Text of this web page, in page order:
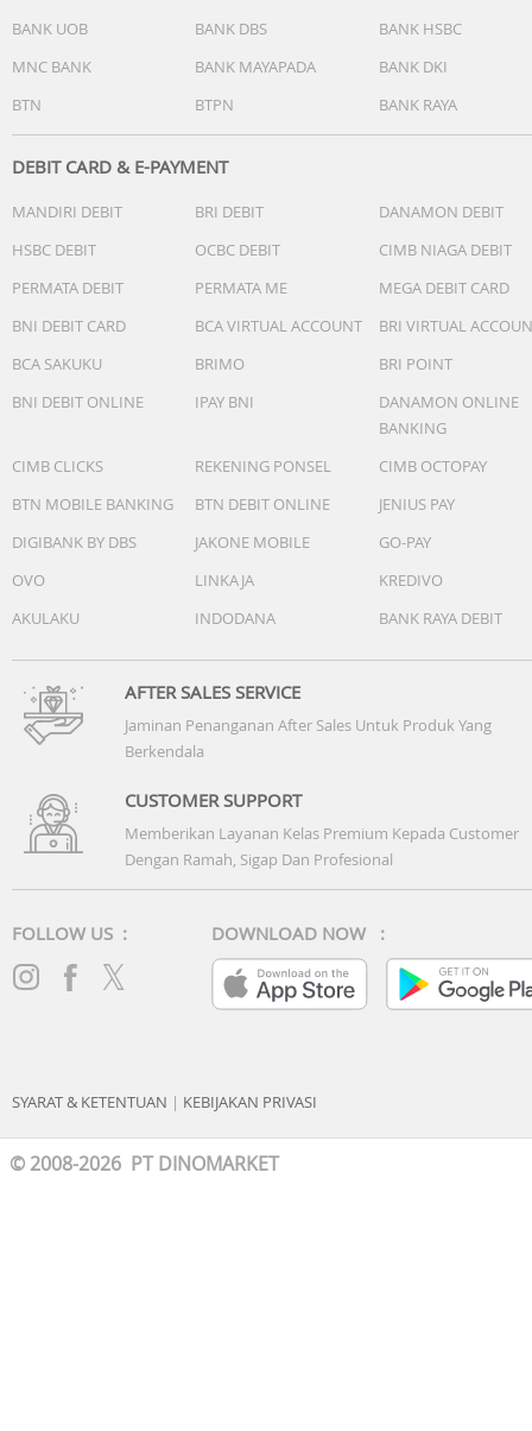
BANK UOB
BANK DBS
BANK HSBC
MNC BANK
BANK MAYAPADA
BANK DKI
BTN
BTPN BANK RAYA
DEBIT CARD & E-PAYMENT
MANDIRI DEBIT BRI DEBIT
DANAMON DEBIT
HSBC DEBIT
OCBC DEBIT
CIMB NIAGA DEBIT
PERMATA DEBIT
PERMATA ME
MEGA DEBIT CARD
BNI DEBIT CARD
BCA VIRTUAL ACCOUNT
BRI VIRTUAL
BCA SAKUKU
BRIMO
BRI POINT
BNI DEBIT ONLINE
IPAY BNI
DANAMON ONLINE
BANKING
CIMB CLICKS
REKENING PONSEL
CIMB OCTOPAY
BTN MOBILE BANKING
BTN DEBIT ONLINE
JENIUS PAY
DIGIBANK BY DBS
JAKONE MOBILE
GO-PAY
OVO
LINKAJA
KREDIVO
AKULAKU
INDODANA BANK RAYA DEBIT
AFTER SALES SERVICE
Jaminan Penanganan After Sales Untuk Produk Yang
Berkendala
CUSTOMER SUPPORT
Memberikan Layanan Kelas Premium Kepada Customer
Dengan Ramah, Sigap Dan Profesional
FOLLOW US : DOWNLOAD NOW :
SYARAT & KETENTUAN | KEBIJAKAN PRIVASI
© 2008-2026 PT DINOMARKET